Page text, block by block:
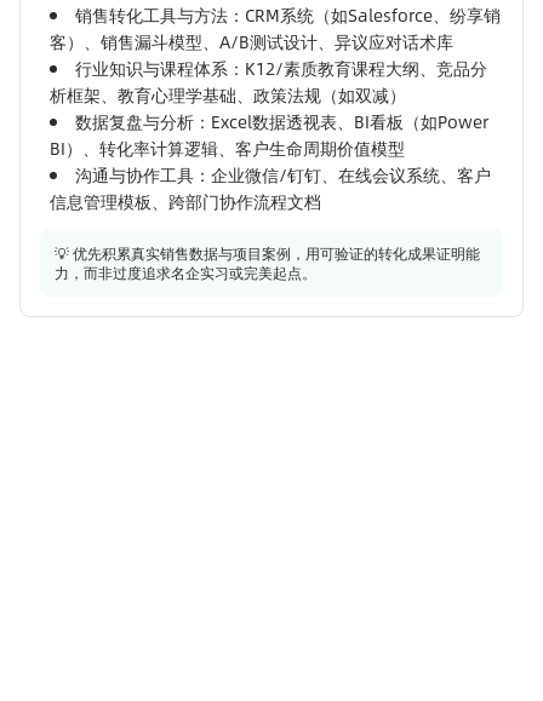
销售转化工具与方法：CRM系统（如Salesforce、纷享销
客）、销售漏斗模型、A/B测试设计、异议应对话术库
行业知识与课程体系：K12/素质教育课程大纲、竞品分
析框架、教育心理学基础、政策法规（如双减）
数据复盘与分析：Excel数据透视表、BI看板（如Power
BI）、转化率计算逻辑、客户生命周期价值模型
沟通与协作工具：企业微信/钉钉、在线会议系统、客户
信息管理模板、跨部门协作流程文档
具使用，并通过可验证项目展示潜力。
模拟或真实参与教育产品推广项目
实战经验与行业工具应用能力。
模拟销售项目（校园课程推广）
通转化与教培行业知识。
将技术文档能力转化为课程方案撰写
💡 优先积累真实销售数据与项目案例，用可验证的转化成果证明能
力，而非过度追求名企实习或完美起点。